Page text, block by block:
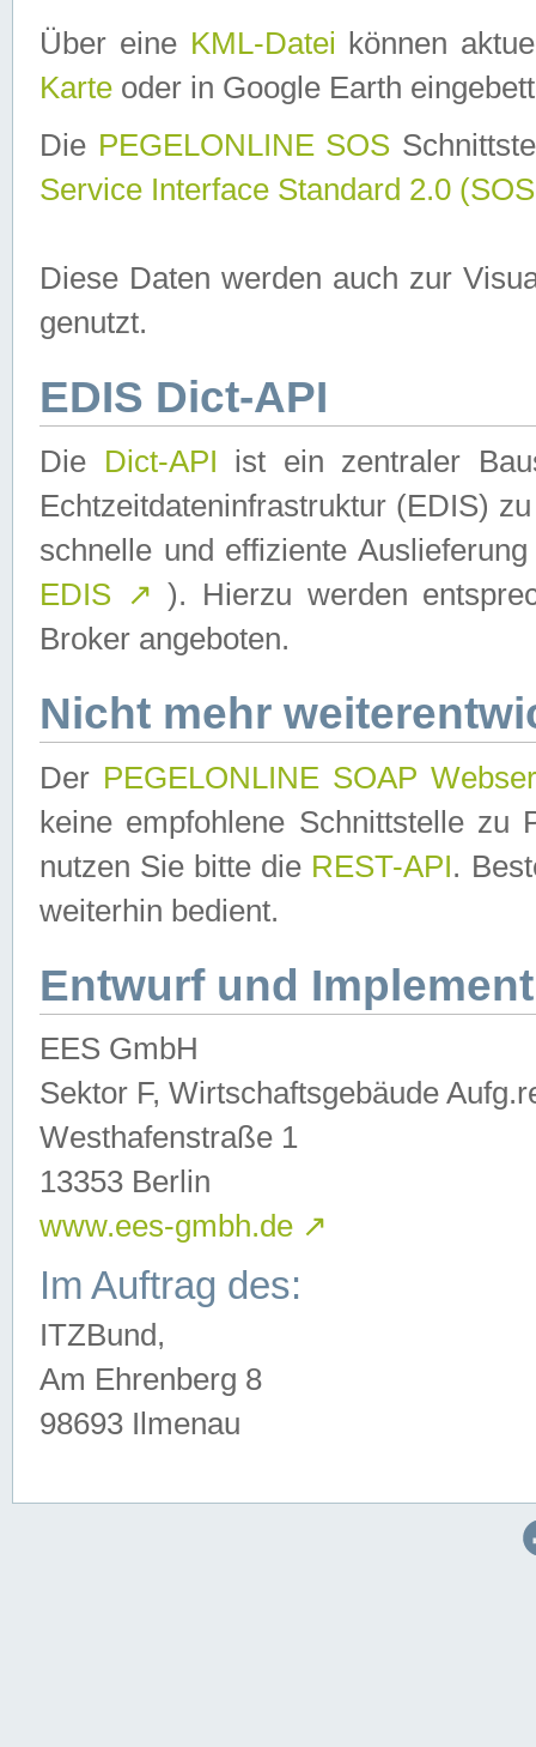
Über eine KML-Datei können
Karte oder in Google Earth
Die PEGELONLINE SOS
Service Interface Standard 2.0
Diese Daten werden auch zur
genutzt.
EDIS Dict-API
Die Dict-API ist ein zentraler
Echtzeitdateninfrastruktur (EDIS)
schnelle und effiziente
EDIS ↗ ). Hierzu werden
Broker angeboten.
Nicht mehr
Der PEGELONLINE SOAP
keine empfohlene Schnittstelle zu
nutzen Sie bitte die REST-API.
weiterhin bedient.
Entwurf und
EES GmbH
Sektor F, Wirtschaftsgebäude
Westhafenstraße 1
13353 Berlin
www.ees-gmbh.de ↗
Im Auftrag des:
ITZBund,
Am Ehrenberg 8
98693 Ilmenau